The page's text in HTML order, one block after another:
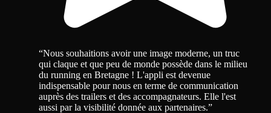
“Nous souhaitions avoir une image moderne, un truc
qui claque et que peu de monde possède dans le milieu
du running en Bretagne ! L'appli est devenue
indispensable pour nous en terme de communication
auprès des trailers et des accompagnateurs. Elle l'est
aussi par la visibilité donnée aux partenaires.”